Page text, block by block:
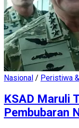
Nasional / Peristiwa
KSAD Maruli
Pembubaran